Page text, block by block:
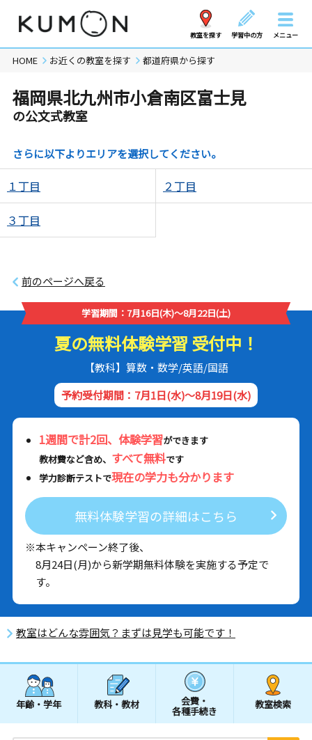
教室を探す 学習中の方 メニュー
HOME お近くの教室を探す 都道府県から探す
福岡県北九州市小倉南区富士見
の公文式教室
さらに以下よりエリアを選択してください。
１丁目 ２丁目
３丁目
前のページへ戻る
学習期間：7月16日(木)～8月22日(土)
夏の無料体験学習 受付中！
【教科】算数・数学/英語/国語
予約受付期間：7月1日(水)～8月19日(水)
1週間で計2回、体験学習ができます
教材費など含め、 すべて無料です
学力診断テストで現在の学力も分かります
無料体験学習の詳細はこちら
※本キャンペーン終了後、
8月24日(月)から新学期無料体験を実施する予定で
す。
教室はどんな雰囲気？まずは見学も可能です！
年齢・学年 教科・教材 会費・
各種手続き
教室検索